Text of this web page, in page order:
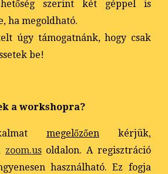
szerint két géppel is
ha megoldható.
úgy támogatnánk, hogy csak
be!
a workshopra?
megelőzőenkérjük,
zoom.usoldalon. A regisztráció
használható. Ez fogja